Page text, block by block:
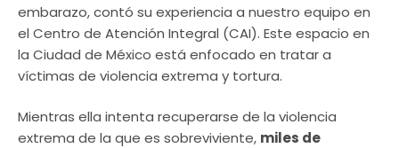
embarazo, contó su experiencia a nuestro equipo en
el Centro de Atención Integral (CAI). Este espacio en
la Ciudad de México está enfocado en tratar a
víctimas de violencia extrema y tortura.
Mientras ella intenta recuperarse de la violencia
extrema de la que es sobreviviente, miles de